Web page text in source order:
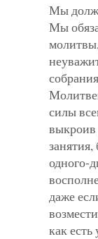
Мы
Мы
силы
выкроив
одного-
даже
как